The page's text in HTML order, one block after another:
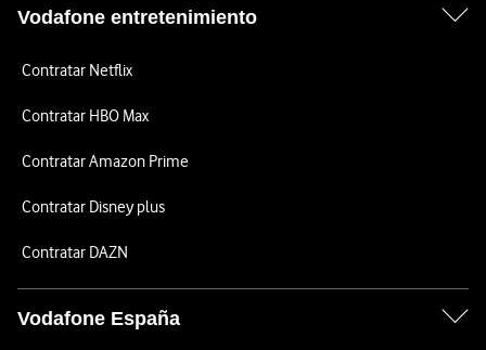
Vodafone entretenimiento
Contratar Netflix
Contratar HBO Max
Contratar Amazon Prime
Contratar Disney plus
Contratar DAZN
Vodafone España